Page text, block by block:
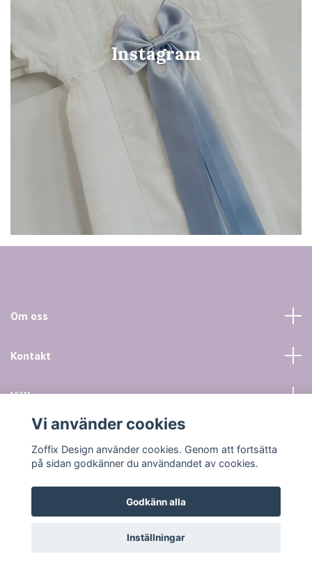
Instagram
Om oss
Kontakt
Villkor mm
Sociala medier
© 2026 Zoffix Design
Vi använder cookies
Zoffix Design använder cookies. Genom att fortsätta
på sidan godkänner du användandet av cookies.
Godkänn alla
Inställningar